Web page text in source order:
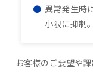
異常発生時
小限に抑制。
お客様のご要望や